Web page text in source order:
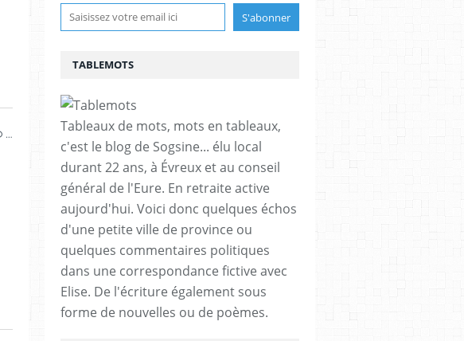
…
TABLEMOTS
Tableaux de mots, mots en tableaux,
c'est le blog de Sogsine... élu local
durant 22 ans, à Évreux et au conseil
général de l'Eure. En retraite active
aujourd'hui. Voici donc quelques échos
d'une petite ville de province ou
quelques commentaires politiques
dans une correspondance fictive avec
Elise. De l'écriture également sous
forme de nouvelles ou de poèmes.